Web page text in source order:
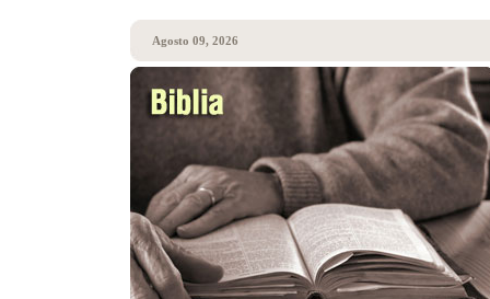
Agosto 09, 2026